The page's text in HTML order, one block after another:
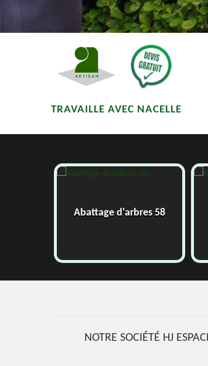
TRAVAILLE AVEC NACELLE
Abattage d'arbres 58
NOTRE SOCIÉTÉ HJ